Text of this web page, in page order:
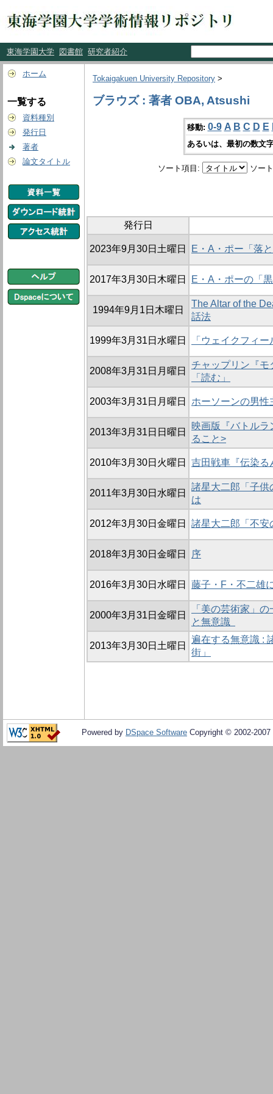
東海学園大学 図書館 研究者紹介
ホーム
一覧する
資料種別
発行日
著者
論文タイトル
Tokaigakuen University Repository >
ブラウズ : 著者 OBA, Atsushi
移動: 0-9 A B C D E
あるいは、最初の数文
ソート項目: ソー
発行日
2023年9月30日土曜日 E・A・ポー「落
2017年3月30日木曜日 E・A・ポーの「
1994年9月1日木曜日
The Altar of the
話法
1999年3月31日水曜日 「ウェイクフィ
2008年3月31日月曜日
チャップリン『モ
「読む」
2003年3月31日月曜日 ホーソーンの男
2013年3月31日日曜日
映画版『バトルラ
ること>
2010年3月30日火曜日 吉田戦車『伝染る
2011年3月30日水曜日
諸星大二郎「子供
は
2012年3月30日金曜日 諸星大二郎「不安
2018年3月30日金曜日 序
2016年3月30日水曜日 藤子・F・不二雄
2000年3月31日金曜日
「美の芸術家」
と無意識
2013年3月30日土曜日
遍在する無意識 :
街」
Powered by DSpace Software Copyright © 2002-2007